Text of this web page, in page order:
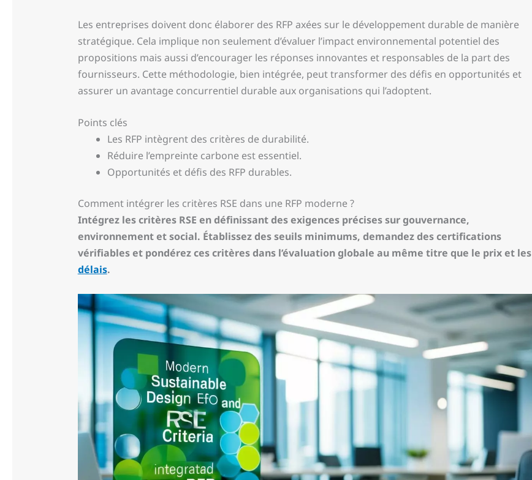
Les entreprises doivent donc élaborer des RFP axées sur le développement durable de manière
stratégique. Cela implique non seulement d’évaluer l’impact environnemental potentiel des
propositions mais aussi d’encourager les réponses innovantes et responsables de la part des
fournisseurs. Cette méthodologie, bien intégrée, peut transformer des défis en opportunités et
assurer un avantage concurrentiel durable aux organisations qui l’adoptent.
Points clés
Les RFP intègrent des critères de durabilité.
Réduire l’empreinte carbone est essentiel.
Opportunités et défis des RFP durables.
Comment intégrer les critères RSE dans une RFP moderne ?
Intégrez les critères RSE en définissant des exigences précises sur gouvernance,
environnement et social. Établissez des seuils minimums, demandez des certifications
vérifiables et pondérez ces critères dans l’évaluation globale au même titre que le prix et les
délais.